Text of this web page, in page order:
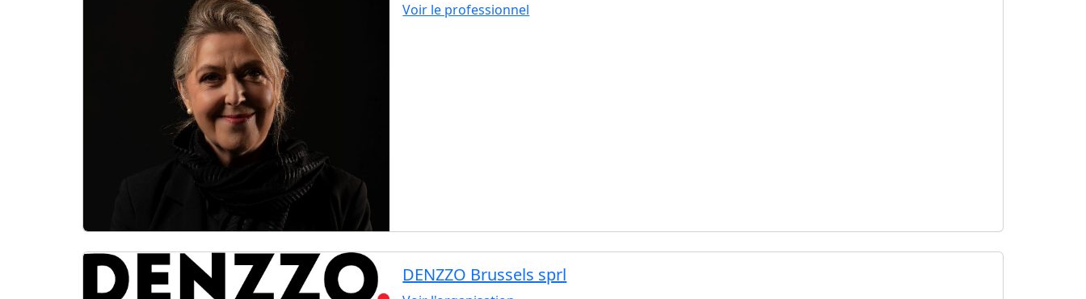
Voir le professionnel
DENZZO Brussels sprl